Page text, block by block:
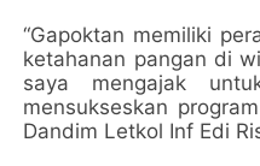
“Gapoktan memiliki
ketahanan pangan di
saya mengajak
mensukseskan
Dandim Letkol Inf Edi